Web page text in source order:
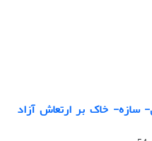
سازه- خاک بر ارتعاش آزاد